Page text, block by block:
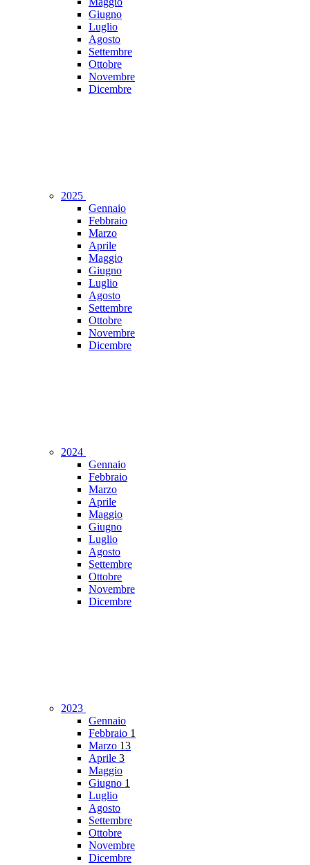
Giugno
Luglio
Agosto
Settembre
Ottobre
Novembre
Dicembre
2025
Gennaio
Febbraio
Marzo
Aprile
Maggio
Giugno
Luglio
Agosto
Settembre
Ottobre
Novembre
Dicembre
2024
Gennaio
Febbraio
Marzo
Aprile
Maggio
Giugno
Luglio
Agosto
Settembre
Ottobre
Novembre
Dicembre
2023
Gennaio
Febbraio 1
Marzo 13
Aprile 3
Maggio
Giugno 1
Luglio
Agosto
Settembre
Ottobre
Novembre
Dicembre